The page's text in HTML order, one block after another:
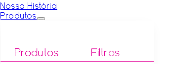
Nossa História
Produtos
Produtos Filtros